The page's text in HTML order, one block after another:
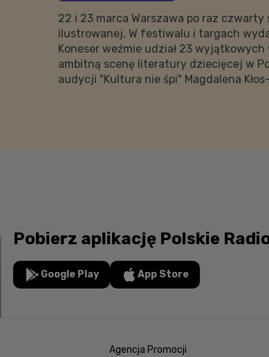
22 i 23 marca Warszawa po raz
ilustrowanej. W festiwalu i targach
Koneser weźmie udział 23
ambitną scenę literatury dziecięcej w
audycji "Kultura nie śpi" Magdalena
Pobierz aplikację Polskie
Google Play App Store
Agencja Promocji